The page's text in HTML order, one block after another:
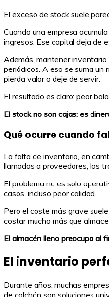
El exceso de stock suele
Cuando una empresa
ingresos. Ese capital deja de
Además, mantener
periódicos. A eso se suma un
pierda valor o deje de servir.
El resultado es claro: peor
El stock no son cajas: es
Qué ocurre cuando
La falta de inventario, en
llamadas a proveedores, los
El problema no es solo
casos, incluso peor calidad.
Pero el coste más grave
costar mucho más que
El almacén lleno preocupa al
El inventario
Durante años, muchas
de colchón son soluciones